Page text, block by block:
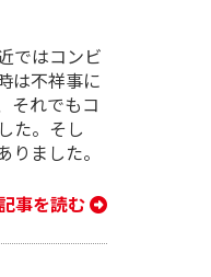
ではコンビ
は不祥事に
それでもコ
た。そし
ました。
事を読む